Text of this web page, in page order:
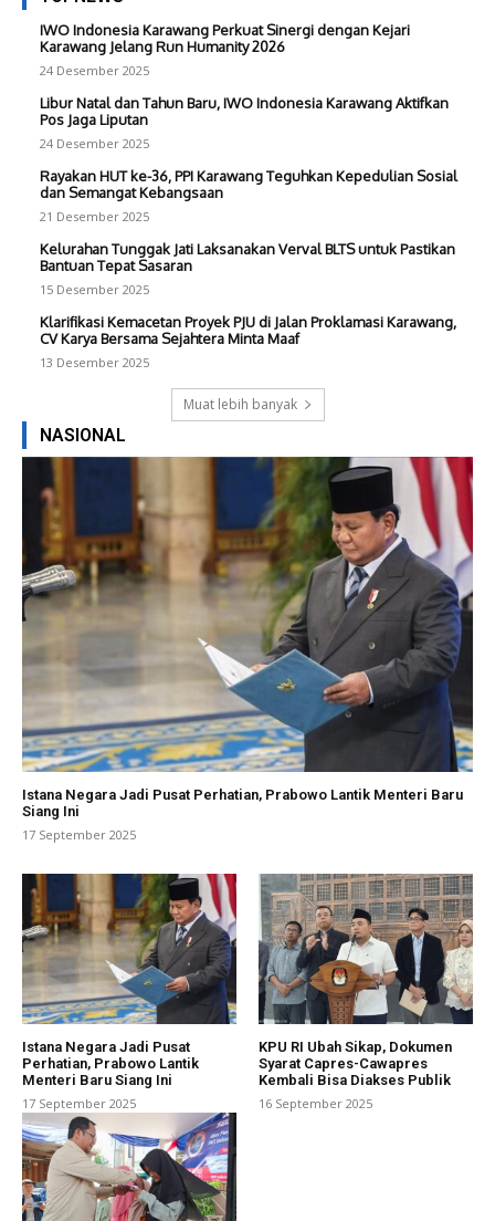
IWO Indonesia Karawang Perkuat Sinergi dengan Kejari
Karawang Jelang Run Humanity 2026
24 Desember 2025
Libur Natal dan Tahun Baru, IWO Indonesia Karawang Aktifkan
Pos Jaga Liputan
24 Desember 2025
Rayakan HUT ke-36, PPI Karawang Teguhkan Kepedulian Sosial
dan Semangat Kebangsaan
21 Desember 2025
Kelurahan Tunggak Jati Laksanakan Verval BLTS untuk Pastikan
Bantuan Tepat Sasaran
15 Desember 2025
Klarifikasi Kemacetan Proyek PJU di Jalan Proklamasi Karawang,
CV Karya Bersama Sejahtera Minta Maaf
13 Desember 2025
Muat lebih banyak
NASIONAL
Istana Negara Jadi Pusat Perhatian, Prabowo Lantik Menteri Baru
Siang Ini
17 September 2025
Istana Negara Jadi Pusat
Perhatian, Prabowo Lantik
Menteri Baru Siang Ini
17 September 2025
KPU RI Ubah Sikap, Dokumen
Syarat Capres-Cawapres
Kembali Bisa Diakses Publik
16 September 2025